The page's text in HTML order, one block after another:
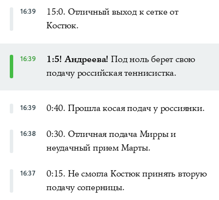
16:39
15:0. Отличный выход к сетке от
Костюк.
16:39 1:5! Андреева! Под ноль берет свою
подачу российская теннисистка.
16:39 0:40. Прошла косая подач у россиянки.
16:38
0:30. Отличная подача Мирры и
неудачный прием Марты.
16:37
0:15. Не смогла Костюк принять вторую
подачу соперницы.